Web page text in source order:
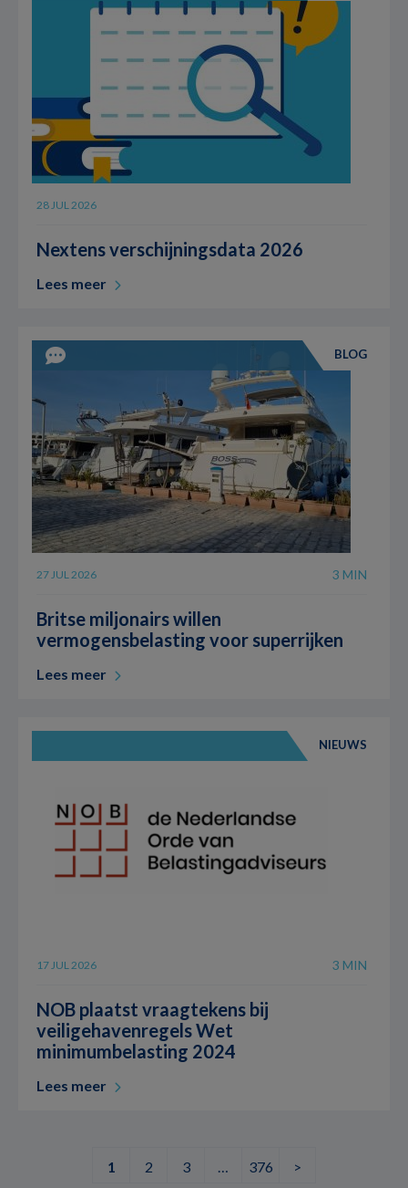
28 JUL 2026
Nextens verschijningsdata 2026
Lees meer
BLOG
27 JUL 2026 3 MIN
Britse miljonairs willen
vermogensbelasting voor superrijken
Lees meer
NIEUWS
17 JUL 2026 3 MIN
NOB plaatst vraagtekens bij
veiligehavenregels Wet
minimumbelasting 2024
Lees meer
1 2 3 … 376 >